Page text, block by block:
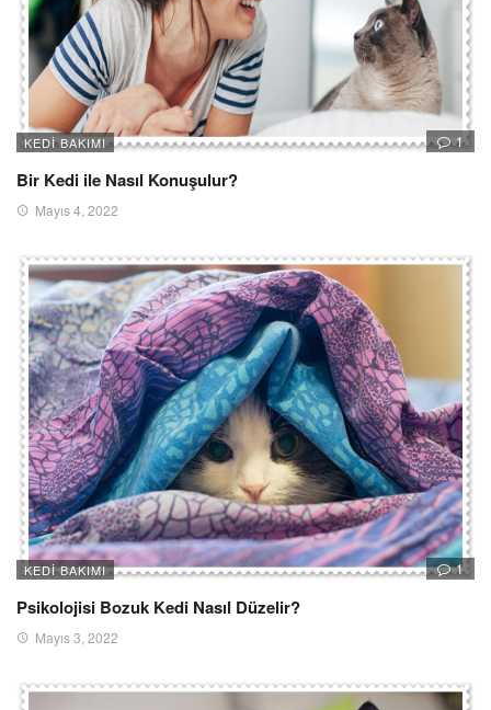
KEDI BAKIMI 1
Bir Kedi ile Nasıl Konuşulur?
Mayıs 4, 2022
KEDI BAKIMI 1
Psikolojisi Bozuk Kedi Nasıl Düzelir?
Mayıs 3, 2022